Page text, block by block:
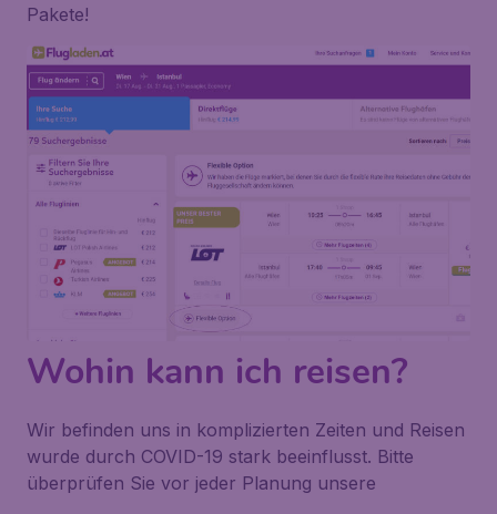
Pakete!
Wohin kann ich reisen?
Wir befinden uns in komplizierten Zeiten und Reisen
wurde durch COVID-19 stark beeinflusst. Bitte
überprüfen Sie vor jeder Planung unsere